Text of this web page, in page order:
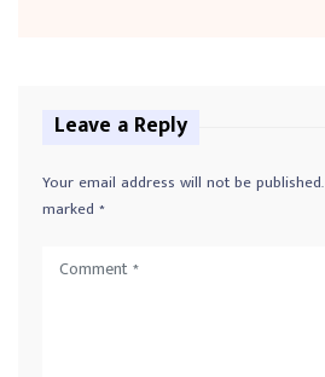
Leave a Reply
Your email address will not be published.
marked *